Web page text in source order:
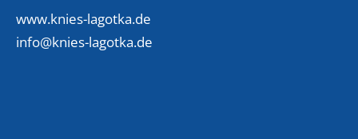
www.knies-lagotka.de
info@knies-lagotka.de